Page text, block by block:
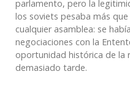
parlamento, pero la
los soviets pesaba más
cualquier asamblea: se
negociaciones con la
oportunidad histórica de la
demasiado tarde.